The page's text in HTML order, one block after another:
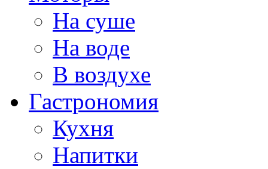
На суше
На воде
В воздухе
Гастрономия
Кухня
Напитки